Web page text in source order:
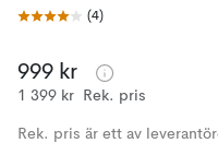
(4)
999 kr
1 399 kr Rek. pris
Rek. pris är ett av